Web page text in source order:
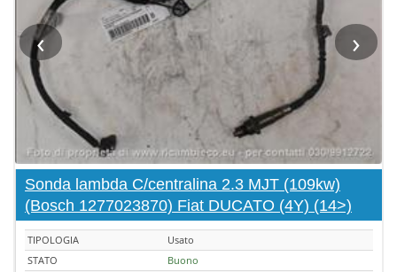
‹ ›
Sonda lambda C/centralina 2.3 MJT (109kw)
(Bosch 1277023870) Fiat DUCATO (4Y) (14>)
TIPOLOGIA
Usato
STATO
Buono